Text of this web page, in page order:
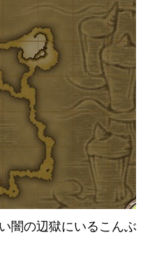
闇の辺獄にいるこんぶ